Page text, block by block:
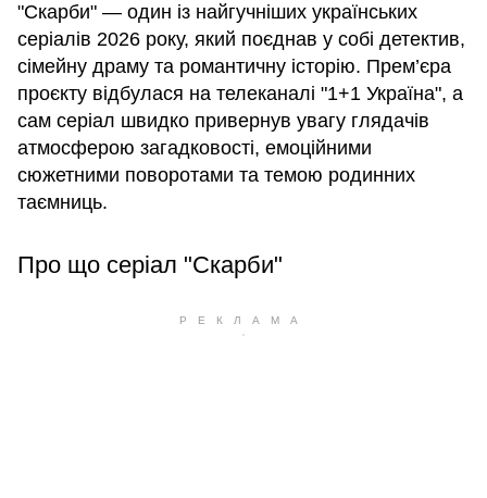
"Скарби" — один із найгучніших українських
серіалів 2026 року, який поєднав у собі детектив,
сімейну драму та романтичну історію. Прем’єра
проєкту відбулася на телеканалі "1+1 Україна", а
сам серіал швидко привернув увагу глядачів
атмосферою загадковості, емоційними
сюжетними поворотами та темою родинних
таємниць.
Про що серіал "Скарби"